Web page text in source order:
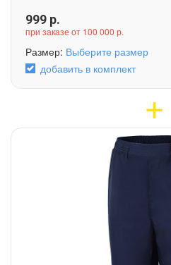
999 р.
при заказе от 100 000 р.
Размер: Выберите размер
добавить в комплект